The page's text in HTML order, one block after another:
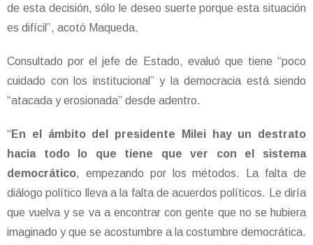
de esta decisión, sólo le deseo suerte porque esta situación
es difícil”, acotó Maqueda.
Consultado por el jefe de Estado, evaluó que tiene “poco
cuidado con los institucional” y la democracia está siendo
“atacada y erosionada” desde adentro.
“ En el ámbito del presidente Milei hay un destrato
hacia todo lo que tiene que ver con el sistema
democrático, empezando por los métodos. La falta de
diálogo político lleva a la falta de acuerdos políticos. Le diría
que vuelva y se va a encontrar con gente que no se hubiera
imaginado y que se acostumbre a la costumbre democrática.